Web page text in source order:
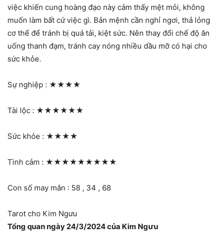
việc khiến cung hoàng đạo này cảm thấy mệt mỏi, không
muốn làm bất cứ việc gì. Bản mệnh cần nghỉ ngơi, thả lỏng
cơ thể để tránh bị quá tải, kiệt sức. Nên thay đổi chế độ ăn
uống thanh đạm, tránh cay nóng nhiều dầu mỡ có hại cho
sức khỏe.
Sự nghiệp : ★★★★
Tài lộc : ★★★★★★
Sức khỏe : ★★★★
Tình cảm : ★★★★★★★★★
Con số may mắn : 58 , 34 , 68
Tarot cho Kim Ngưu
Tổng quan ngày 24/3/2024 của Kim Ngưu